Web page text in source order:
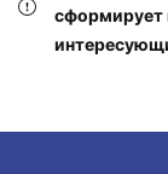
сформирует